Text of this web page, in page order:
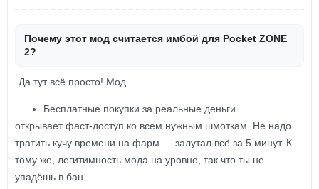
Почему этот мод считается имбой для Pocket ZONE
2?
Да тут всё просто! Мод
Бесплатные покупки за реальные деньги.
открывает фаст-доступ ко всем нужным шмоткам. Не надо
тратить кучу времени на фарм — залутал всё за 5 минут. К
тому же, легитимность мода на уровне, так что ты не
упадёшь в бан.